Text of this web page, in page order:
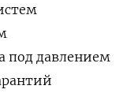
под давлением